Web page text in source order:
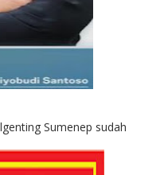
Sumenep sudah